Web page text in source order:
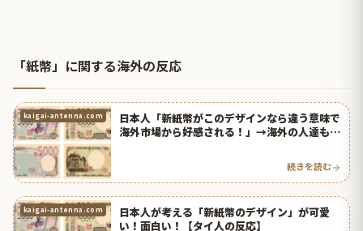
「紙幣」に関する海外の反応
kaigai-antenna.com
日本人「新紙幣がこのデザインなら違う意味で
海外市場から好感される！」→海外の人達も喜
続きを読む
kaigai-antenna.com
日本人が考える「新紙幣のデザイン」が可愛
い！面白い！【タイ人の反応】